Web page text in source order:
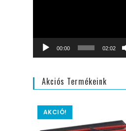
00:00 02:02
Akciós Termékeink
AKCIÓ!